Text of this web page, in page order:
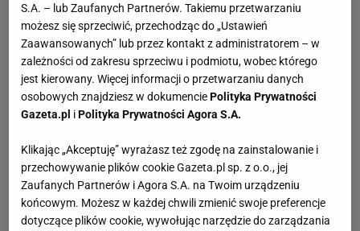
S.A. – lub Zaufanych Partnerów. Takiemu przetwarzaniu
możesz się sprzeciwić, przechodząc do „Ustawień
Zaawansowanych” lub przez kontakt z administratorem – w
zależności od zakresu sprzeciwu i podmiotu, wobec którego
jest kierowany. Więcej informacji o przetwarzaniu danych
osobowych znajdziesz w dokumenciePolityka Prywatności
Gazeta.pl iPolityka Prywatności Agora S.A.
Klikając „Akceptuję” wyrażasz też zgodę na zainstalowanie i
przechowywanie plików cookie Gazeta.pl sp. z o.o., jej
Zaufanych Partnerów i Agora S.A. na Twoim urządzeniu
końcowym. Możesz w każdej chwili zmienić swoje preferencje
dotyczące plików cookie, wywołując narzędzie do zarządzania